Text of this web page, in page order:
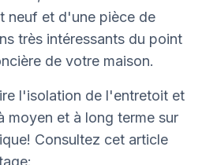
neuf et d'une pièce de
très intéressants du point
de votre maison.
l'isolation de l'entretoit et
moyen et à long terme sur
Consultez cet article